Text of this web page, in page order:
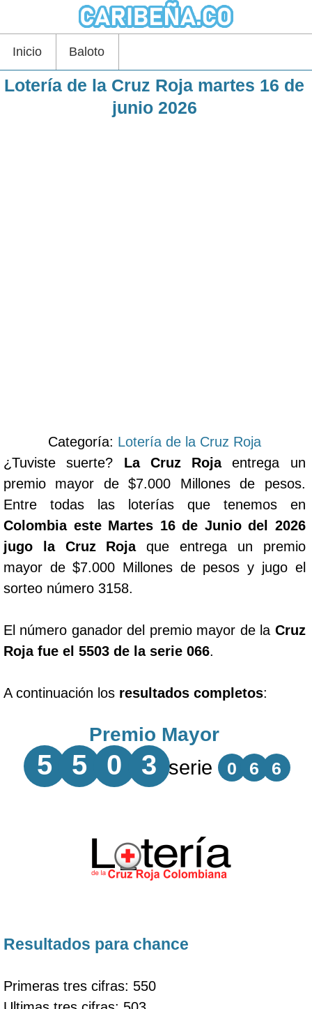
Inicio Baloto
Lotería de la Cruz Roja martes 16 de
junio 2026
Categoría: Lotería de la Cruz Roja
¿Tuviste suerte? La Cruz Rojaentrega un
premio mayor de $7.000 Millones de pesos.
Entre todas las loterías que tenemos en
Colombia este Martes 16 de Junio del 2026
jugo la Cruz Rojaque entrega un premio
mayor de $7.000 Millones de pesos y jugo el
sorteo número 3158.
El número ganador del premio mayor de la Cruz
Roja fue el 5503 de la serie 066.
A continuación los resultados completos:
Premio Mayor
5 5 0 3 serie 0 6 6
Resultados para chance
Primeras tres cifras: 550